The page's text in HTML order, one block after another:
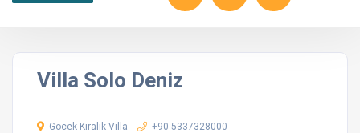
Villa Solo Deniz
Göcek Kiralık Villa
+90 5337328000